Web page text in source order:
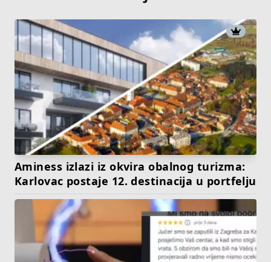
Aminess izlazi iz okvira obalnog turizma:
Karlovac postaje 12. destinacija u portfelju